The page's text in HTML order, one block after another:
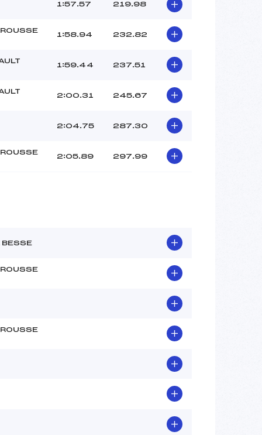
:
1:57.57 219.98
1:58.94 232.82
1:59.44 237.51
2:00.31 245.67
2:04.75 287.30
2:05.89 297.99
BESSE